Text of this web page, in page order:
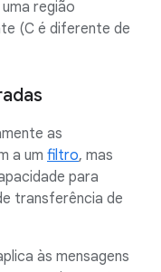
região
(C é diferente de
as
a um filtro, mas
para
transferência de
às mensagens